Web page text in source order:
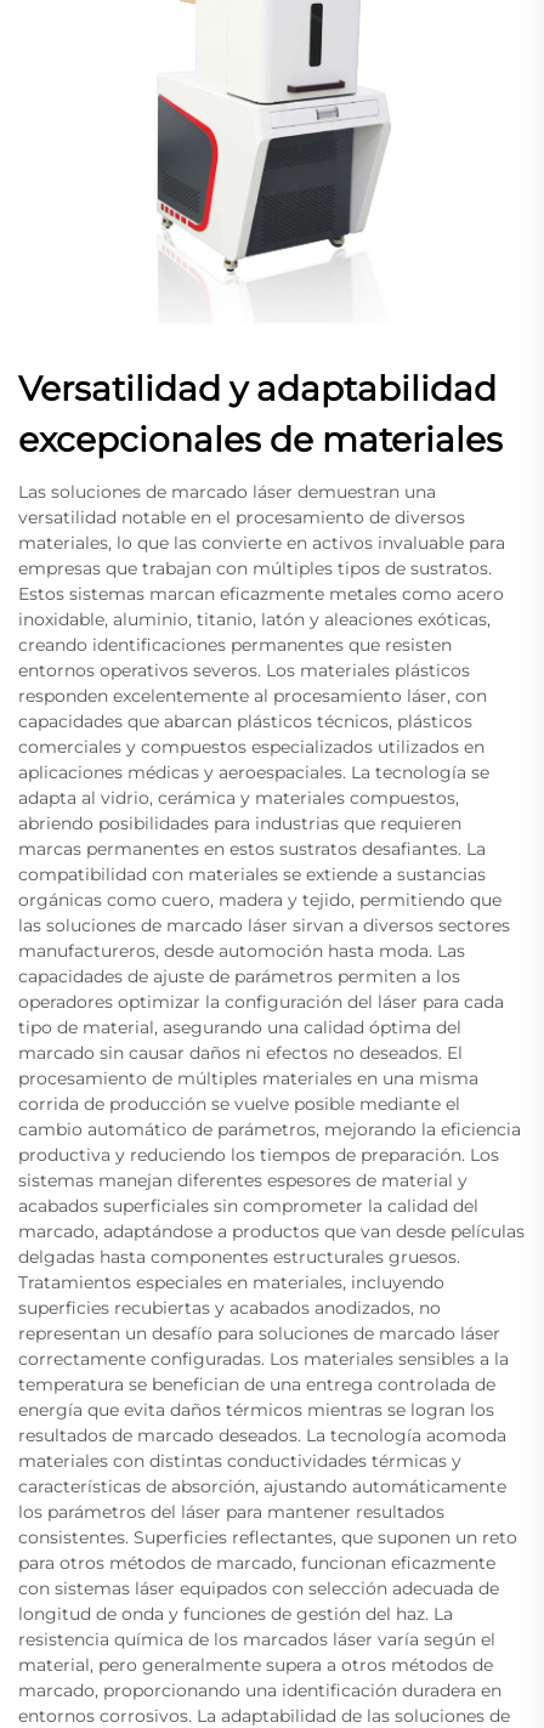
Versatilidad y adaptabilidad
excepcionales de materiales
Las soluciones de marcado láser demuestran una
versatilidad notable en el procesamiento de diversos
materiales, lo que las convierte en activos invaluable para
empresas que trabajan con múltiples tipos de sustratos.
Estos sistemas marcan eficazmente metales como acero
inoxidable, aluminio, titanio, latón y aleaciones exóticas,
creando identificaciones permanentes que resisten
entornos operativos severos. Los materiales plásticos
responden excelentemente al procesamiento láser, con
capacidades que abarcan plásticos técnicos, plásticos
comerciales y compuestos especializados utilizados en
aplicaciones médicas y aeroespaciales. La tecnología se
adapta al vidrio, cerámica y materiales compuestos,
abriendo posibilidades para industrias que requieren
marcas permanentes en estos sustratos desafiantes. La
compatibilidad con materiales se extiende a sustancias
orgánicas como cuero, madera y tejido, permitiendo que
las soluciones de marcado láser sirvan a diversos sectores
manufactureros, desde automoción hasta moda. Las
capacidades de ajuste de parámetros permiten a los
operadores optimizar la configuración del láser para cada
tipo de material, asegurando una calidad óptima del
marcado sin causar daños ni efectos no deseados. El
procesamiento de múltiples materiales en una misma
corrida de producción se vuelve posible mediante el
cambio automático de parámetros, mejorando la eficiencia
productiva y reduciendo los tiempos de preparación. Los
sistemas manejan diferentes espesores de material y
acabados superficiales sin comprometer la calidad del
marcado, adaptándose a productos que van desde películas
delgadas hasta componentes estructurales gruesos.
Tratamientos especiales en materiales, incluyendo
superficies recubiertas y acabados anodizados, no
representan un desafío para soluciones de marcado láser
correctamente configuradas. Los materiales sensibles a la
temperatura se benefician de una entrega controlada de
energía que evita daños térmicos mientras se logran los
resultados de marcado deseados. La tecnología acomoda
materiales con distintas conductividades térmicas y
características de absorción, ajustando automáticamente
los parámetros del láser para mantener resultados
consistentes. Superficies reflectantes, que suponen un reto
para otros métodos de marcado, funcionan eficazmente
con sistemas láser equipados con selección adecuada de
longitud de onda y funciones de gestión del haz. La
resistencia química de los marcados láser varía según el
material, pero generalmente supera a otros métodos de
marcado, proporcionando una identificación duradera en
entornos corrosivos. La adaptabilidad de las soluciones de